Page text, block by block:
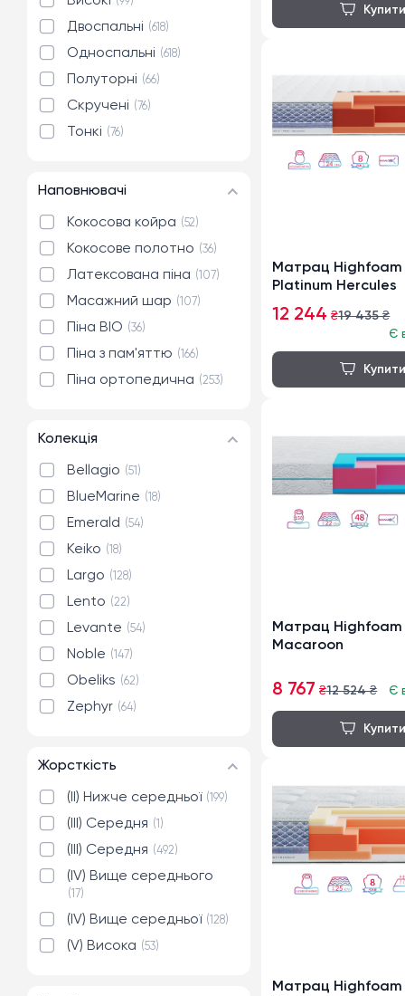
Двоспальні 618
Односпальні 618
Полуторні 66
Скручені 76
Тонкі 76
Наповнювачі
Кокосова койра 52
Кокосове полотно 36
Латексована піна 107
Масажний шар 107
Піна BIO 36
Піна з пам'яттю 166
Піна ортопедична 253
Колекція
Bellagio 51
BlueMarine 18
Emerald 54
Keiko 18
Largo 128
Lento 22
Levante 54
Noble 147
Obeliks 62
Zephyr 64
Жорсткість
(II) Нижче середньої 199
(III) Cередня 1
(III) Середня 492
(IV) Вище середнього
17
(IV) Вище середньої 128
(V) Висока 53
Матрац Highfoam
Platinum Hercules
12 244 ₴19 435₴
Є
Матрац Highfoam
Macaroon
8 767 ₴12 524₴ Є
Матрац Highfoam